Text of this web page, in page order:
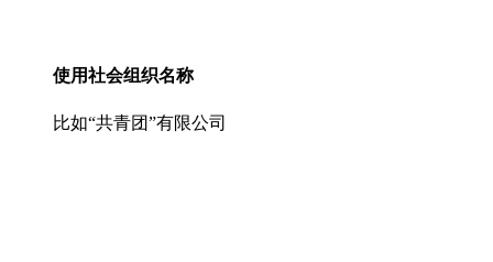
使用社会组织名称
比如“共青团”有限公司